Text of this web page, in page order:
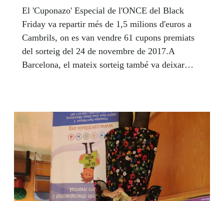
El 'Cuponazo' Especial de l'ONCE del Black
Friday va repartir més de 1,5 milions d'euros a
Cambrils, on es van vendre 61 cupons premiats
del sorteig del 24 de novembre de 2017.A
Barcelona, el mateix sorteig també va deixar